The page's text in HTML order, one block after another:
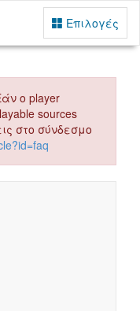
Επιλογές
ο player
sources
στο σύνδεσμο